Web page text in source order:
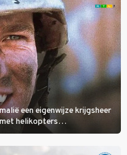
een eigenwijze krijgsheer
helikopters